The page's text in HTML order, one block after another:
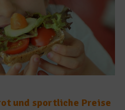
und sportliche Preise